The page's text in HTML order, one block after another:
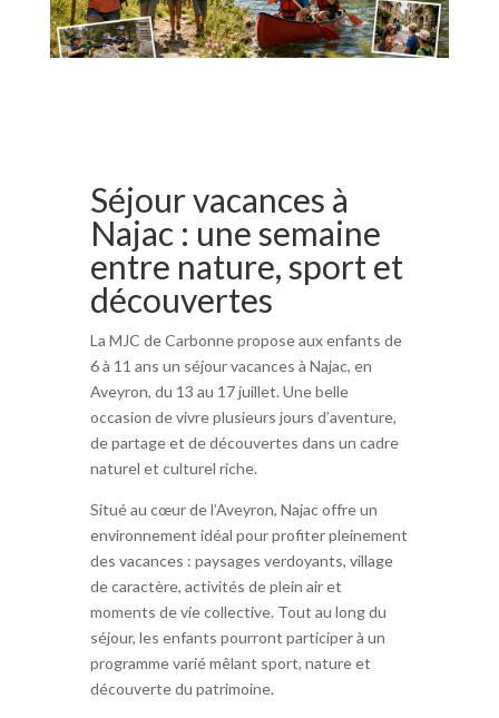
Séjour vacances à
Najac : une semaine
entre nature, sport et
découvertes
La MJC de Carbonne propose aux enfants de
6 à 11 ans un séjour vacances à Najac, en
Aveyron, du 13 au 17 juillet. Une belle
occasion de vivre plusieurs jours d’aventure,
de partage et de découvertes dans un cadre
naturel et culturel riche.
Situé au cœur de l’Aveyron, Najac offre un
environnement idéal pour profiter pleinement
des vacances : paysages verdoyants, village
de caractère, activités de plein air et
moments de vie collective. Tout au long du
séjour, les enfants pourront participer à un
programme varié mêlant sport, nature et
découverte du patrimoine.